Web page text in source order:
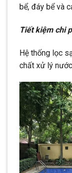
bể, đáy bể và
Tiết kiệm chi
Hệ thống lọc
chất xử lý